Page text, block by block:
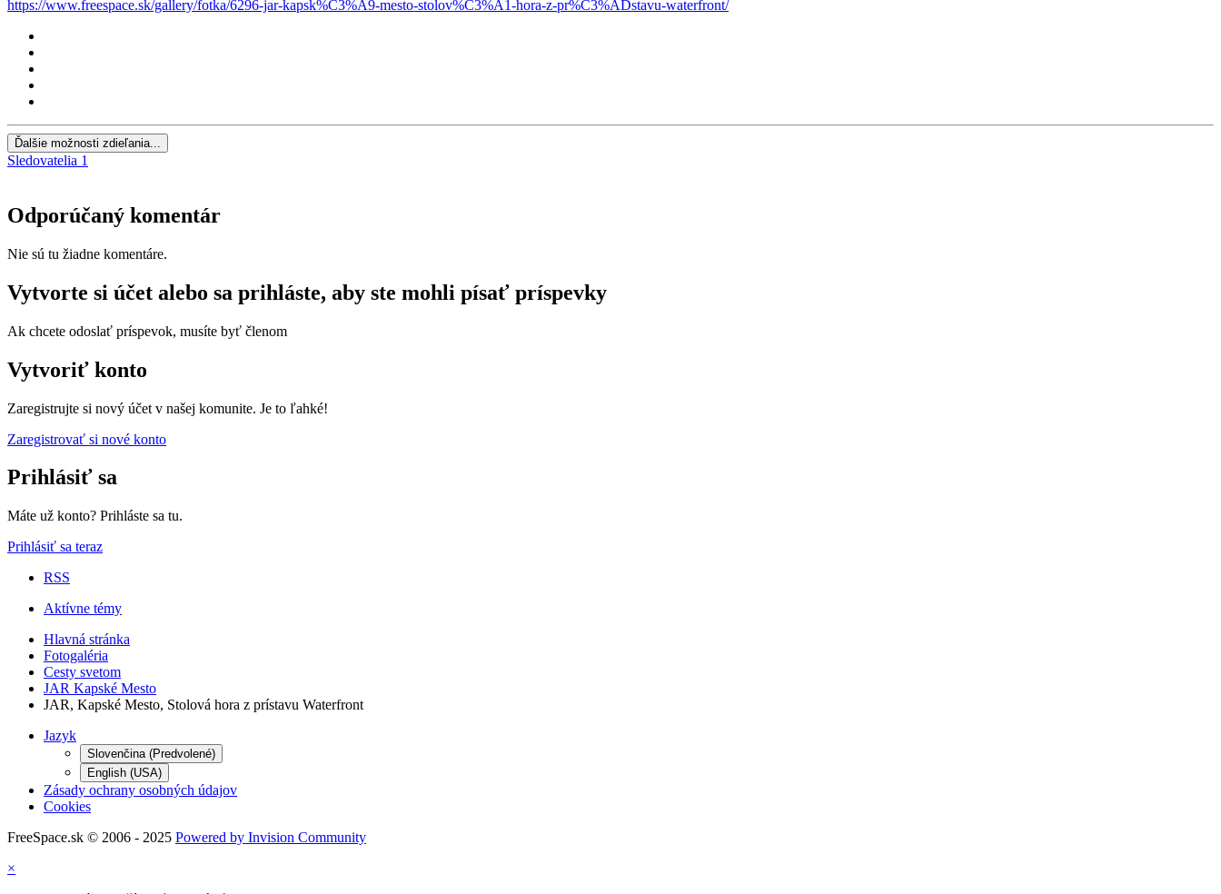
https://www.freespace.sk/gallery/fotka/6296-jar-kapsk%C3%A9-mesto-stolov%C3%A1-hora-z-pr%C3%ADstavu-waterfront/
Ďalšie možnosti zdieľania...
Sledovatelia 1
Odporúčaný komentár
Nie sú tu žiadne komentáre.
Vytvorte si účet alebo sa prihláste, aby ste mohli písať príspevky
Ak chcete odoslať príspevok, musíte byť členom
Vytvoriť konto
Zaregistrujte si nový účet v našej komunite. Je to ľahké!
Zaregistrovať si nové konto
Prihlásiť sa
Máte už konto? Prihláste sa tu.
Prihlásiť sa teraz
RSS
Aktívne témy
Hlavná stránka
Fotogaléria
Cesty svetom
JAR Kapské Mesto
JAR, Kapské Mesto, Stolová hora z prístavu Waterfront
Jazyk
Slovenčina (Predvolené)
English (USA)
Zásady ochrany osobných údajov
Cookies
FreeSpace.sk © 2006 - 2025 Powered by Invision Community
×